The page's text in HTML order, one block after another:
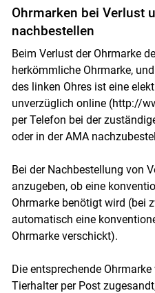
Ohrmarken bei Verlust
nachbestellen
Beim Verlust der Ohrmarke
herkömmliche Ohrmarke,
des linken Ohres ist eine
unverzüglich online (http://
per Telefon bei der
oder in der AMA
Bei der Nachbestellung von
anzugeben, ob eine
Ohrmarke benötigt wird (bei
automatisch eine
Ohrmarke verschickt).
Die entsprechende
Tierhalter per Post